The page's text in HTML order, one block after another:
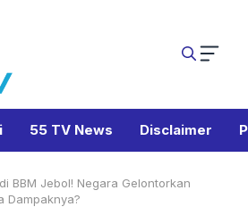
55 TV News Disclaimer
BBM Jebol! Negara Gelontorkan
Dampaknya?